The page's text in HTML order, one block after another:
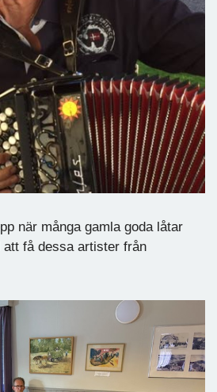
när många gamla goda låtar
få dessa artister från